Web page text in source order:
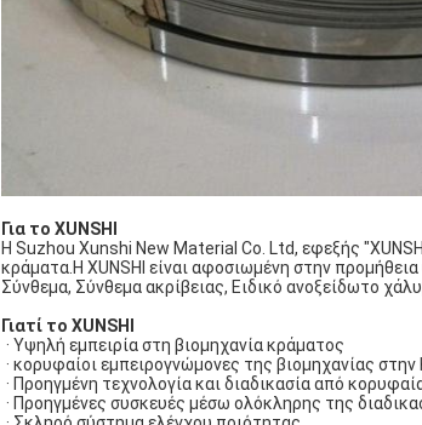
Για το XUNSHI
Η Suzhou Xunshi New Material Co. Ltd, εφεξής
κράματα.Η XUNSHI είναι αφοσιωμένη στην
Σύνθεμα, Σύνθεμα ακρίβειας, Ειδικό ανοξείδωτο
Γιατί το XUNSHI
· Υψηλή εμπειρία στη βιομηχανία κράματος
· κορυφαίοι εμπειρογνώμονες της βιομηχανίας στην
· Προηγμένη τεχνολογία και διαδικασία από
· Προηγμένες συσκευές μέσω ολόκληρης της